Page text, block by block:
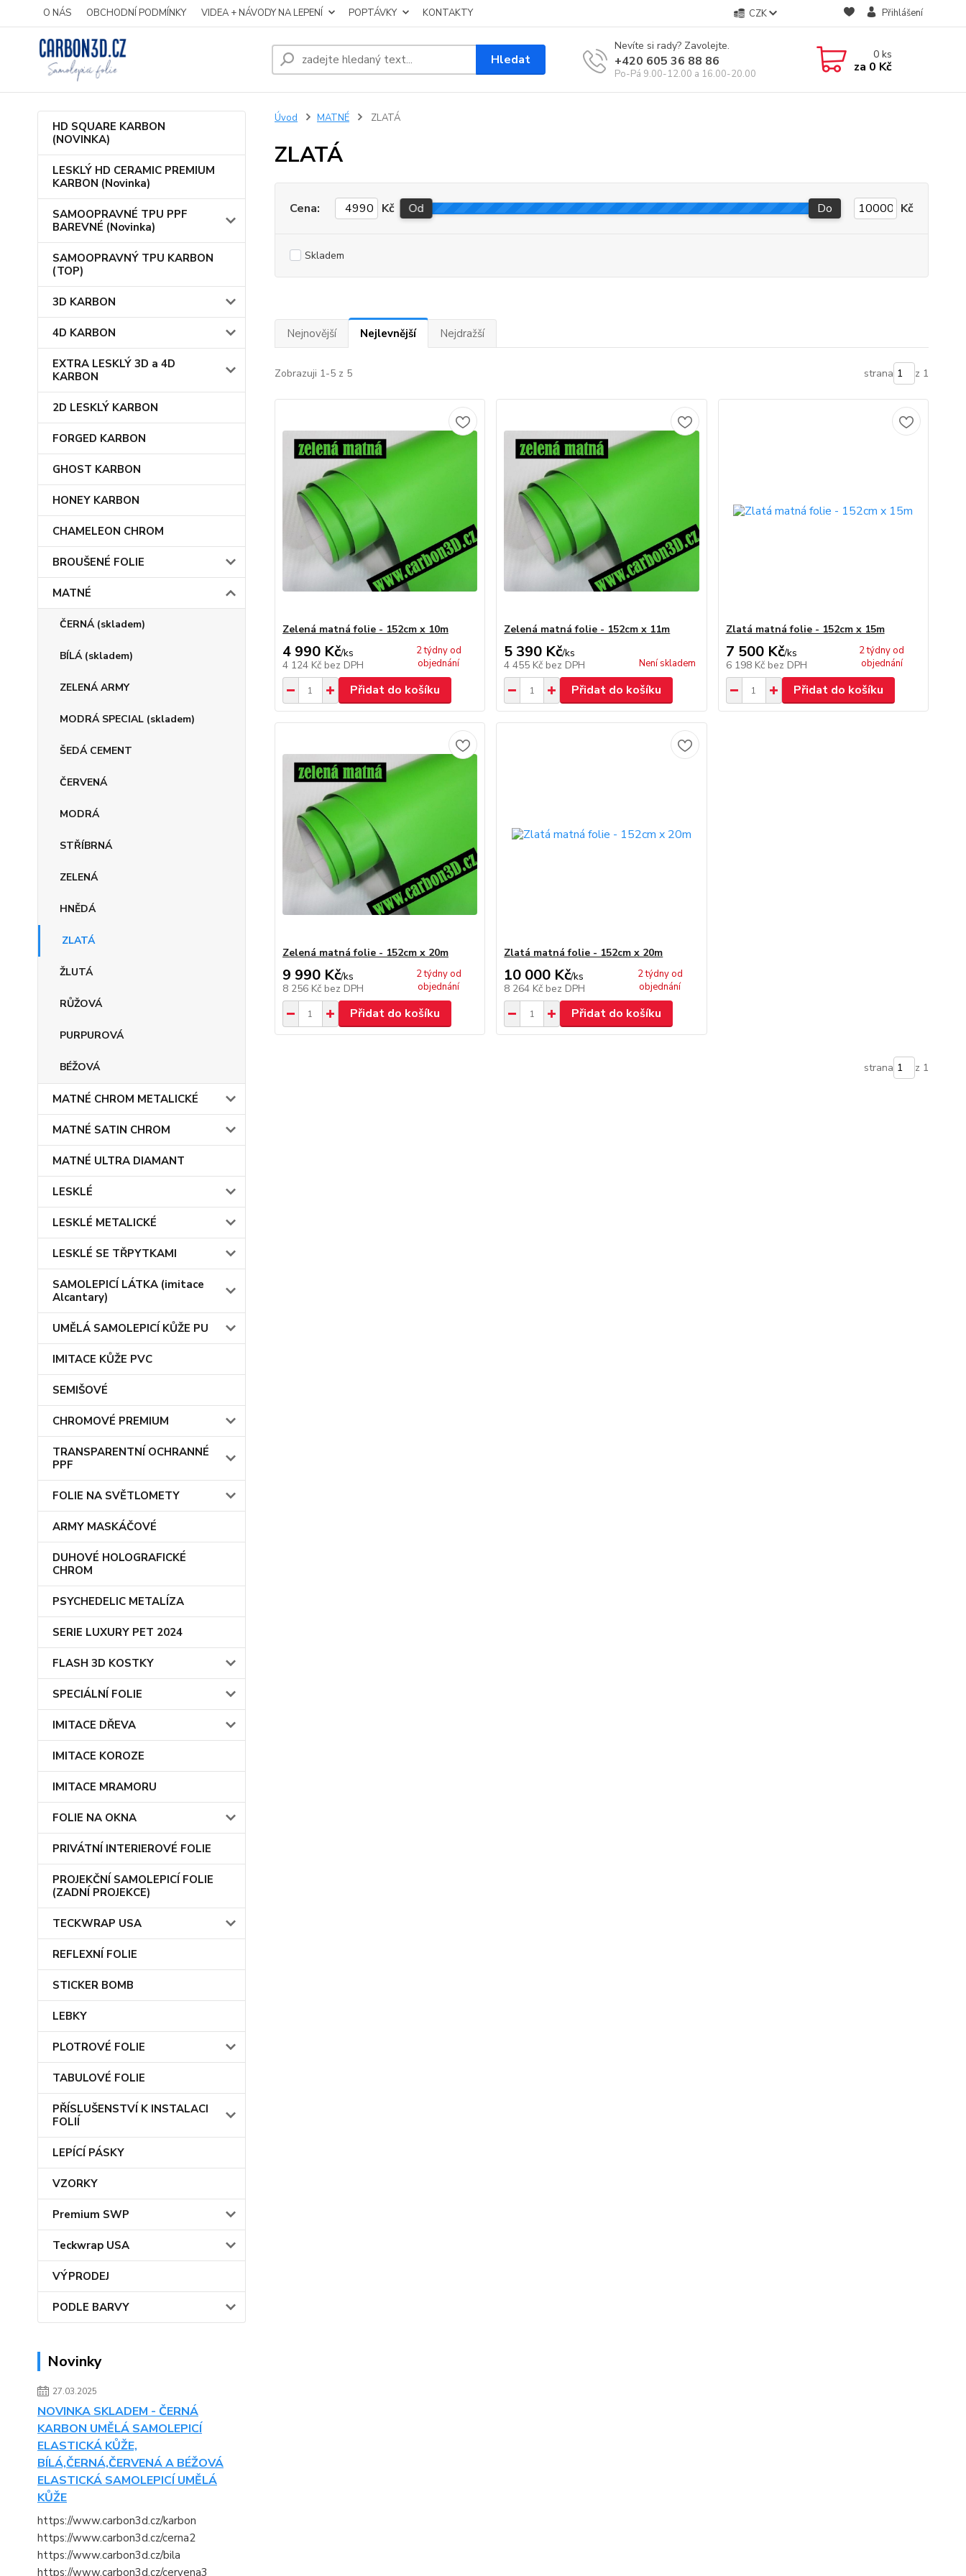
O NÁS OBCHODNÍ PODMÍNKY VIDEA + NÁVODY NA LEPENÍ POPTÁVKY KONTAKTY CZK Přihlášení
Hledat
Nevíte si rady? Zavolejte.
+420 605 36 88 86
Po-Pá 9.00-12.00 a 16.00-20.00
0ks
za 0 Kč
HD SQUARE KARBON
(NOVINKA)
LESKLÝ HD CERAMIC PREMIUM
KARBON (Novinka)
SAMOOPRAVNÉ TPU PPF
BAREVNÉ (Novinka)
SAMOOPRAVNÝ TPU KARBON
(TOP)
3D KARBON
4D KARBON
EXTRA LESKLÝ 3D a 4D
KARBON
2D LESKLÝ KARBON
FORGED KARBON
GHOST KARBON
HONEY KARBON
CHAMELEON CHROM
BROUŠENÉ FOLIE
MATNÉ
ČERNÁ (skladem)
BÍLÁ (skladem)
ZELENÁ ARMY
MODRÁ SPECIAL (skladem)
ŠEDÁ CEMENT
ČERVENÁ
MODRÁ
STŘÍBRNÁ
ZELENÁ
HNĚDÁ
ZLATÁ
ŽLUTÁ
RŮŽOVÁ
PURPUROVÁ
BÉŽOVÁ
MATNÉ CHROM METALICKÉ
MATNÉ SATIN CHROM
MATNÉ ULTRA DIAMANT
LESKLÉ
LESKLÉ METALICKÉ
LESKLÉ SE TŘPYTKAMI
SAMOLEPICÍ LÁTKA (imitace
Alcantary)
UMĚLÁ SAMOLEPICÍ KŮŽE PU
IMITACE KŮŽE PVC
SEMIŠOVÉ
CHROMOVÉ PREMIUM
TRANSPARENTNÍ OCHRANNÉ
PPF
FOLIE NA SVĚTLOMETY
ARMY MASKÁČOVÉ
DUHOVÉ HOLOGRAFICKÉ
CHROM
PSYCHEDELIC METALÍZA
SERIE LUXURY PET 2024
FLASH 3D KOSTKY
SPECIÁLNÍ FOLIE
IMITACE DŘEVA
IMITACE KOROZE
IMITACE MRAMORU
FOLIE NA OKNA
PRIVÁTNÍ INTERIEROVÉ FOLIE
PROJEKČNÍ SAMOLEPICÍ FOLIE
(ZADNÍ PROJEKCE)
TECKWRAP USA
REFLEXNÍ FOLIE
STICKER BOMB
LEBKY
PLOTROVÉ FOLIE
TABULOVÉ FOLIE
PŘÍSLUŠENSTVÍ K INSTALACI
FOLIÍ
LEPÍCÍ PÁSKY
VZORKY
Premium SWP
Teckwrap USA
VÝPRODEJ
PODLE BARVY
Novinky
27.03.2025
NOVINKA SKLADEM - ČERNÁ
KARBON UMĚLÁ SAMOLEPICÍ
ELASTICKÁ KŮŽE,
BÍLÁ,ČERNÁ,ČERVENÁ A BÉŽOVÁ
ELASTICKÁ SAMOLEPICÍ UMĚLÁ
KŮŽE
https://www.carbon3d.cz/karbon
https://www.carbon3d.cz/cerna2
https://www.carbon3d.cz/bila
https://www.carbon3d.cz/cervena3
Úvod MATNÉ ZLATÁ
ZLATÁ
Cena: Kč Od Do Kč
Skladem
Nejnovější Nejlevnější Nejdražší
Zobrazuji 1-5 z 5 strana z 1
Zelená matná folie - 152cm x 10m
4 990 Kč/ks
4 124 Kč bez DPH
2 týdny od
objednání
Přidat do košíku
Zelená matná folie - 152cm x 11m
5 390 Kč/ks
4 455 Kč bez DPH Není skladem
Přidat do košíku
Zlatá matná folie - 152cm x 15m
7 500 Kč/ks
6 198 Kč bez DPH
2 týdny od
objednání
Přidat do košíku
Zelená matná folie - 152cm x 20m
9 990 Kč/ks
8 256 Kč bez DPH
2 týdny od
objednání
Přidat do košíku
Zlatá matná folie - 152cm x 20m
10 000 Kč/ks
8 264 Kč bez DPH
2 týdny od
objednání
Přidat do košíku
strana z 1